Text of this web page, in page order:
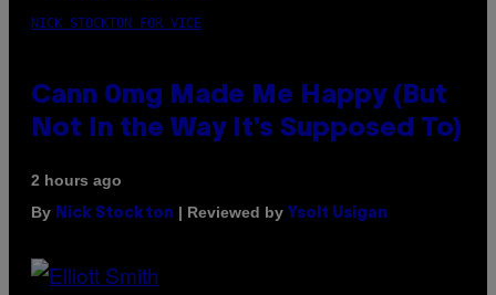
NICK STOCKTON FOR VICE
Cann 0mg Made Me Happy (But
Not In the Way It’s Supposed To)
2 hours ago
By Nick Stockton | Reviewed by Ysolt Usigan